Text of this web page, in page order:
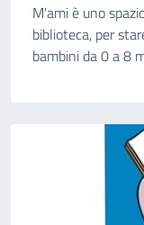
M'ami è uno
biblioteca, per
bambini da 0 a 8